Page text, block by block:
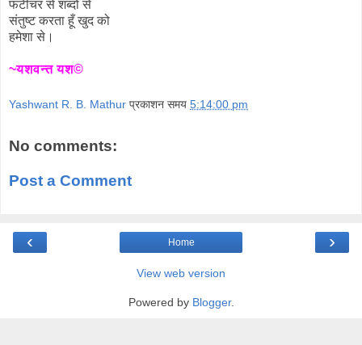
फटीचर से शब्दों से
संतुष्ट करता हूँ खुद को
हमेशा से।
~यशवन्त यश©
Yashwant R. B. Mathur प्रकाशन समय 5:14:00 pm
No comments:
Post a Comment
‹ ›
Home
View web version
Powered by Blogger.